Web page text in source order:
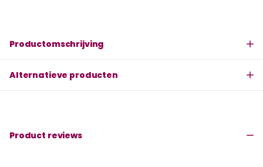
Productomschrijving
Alternatieve producten
Product reviews